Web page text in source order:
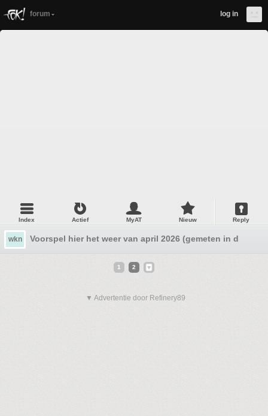
forum log in
Index Actief MyAT Nieuw Reply
wkn Voorspel hier het weer van april 2026 (gemeten in de Bilt)
1 2
▼ Advertentie door Refinery89